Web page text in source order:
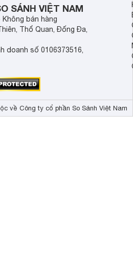
của nó sẽ được nóng như
SÁNH VIỆT NAM
bán hàng
Thổ Quan, Đống Đa,
doanh số 0106373516,
về Công ty cổ phần So Sánh Việt Nam